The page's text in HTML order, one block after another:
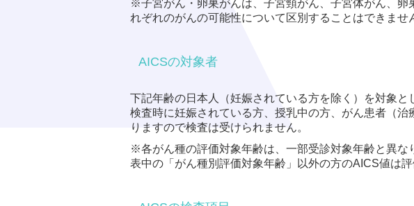
※子宮がん・卵巣がんは、子宮頸がん、子宮体がん、
れぞれのがんの可能性について区別することはできませ
AICSの対象者
下記年齢の日本人（妊娠されている方を除く）を対象と
検査時に妊娠されている方、授乳中の方、がん患者（
りますので検査は受けられません。
※各がん種の評価対象年齢は、一部受診対象年齢と異な
表中の「がん種別評価対象年齢」以外の方のAICS値は評